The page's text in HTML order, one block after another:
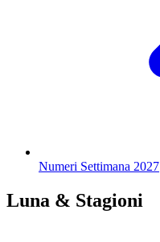
Numeri Settimana 2027
Luna & Stagioni